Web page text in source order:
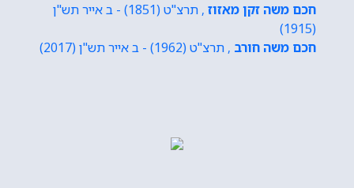
חכם משה זקן מאזוז
, תרצ"ט (1851) - ב אייר תש"ן
(1915)
חכם משה חורב , תרצ"ט (1962) - ב אייר תש"ן (2017)